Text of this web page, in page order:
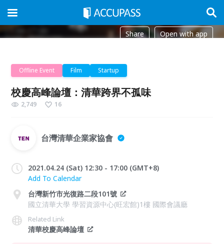
Share Open with app
Offline Event Film Startup
校慶高峰論壇：清華跨界不孤味
2,749 16
台灣清華企業家協會
2021.04.24 (Sat) 12:30 - 17:00 (GMT+8)
Add To Calendar
台灣新竹市光復路二段101號
國立清華大學 學習資源中心(旺宏館)1樓 國際會議廳
Related Link
清華校慶高峰論壇